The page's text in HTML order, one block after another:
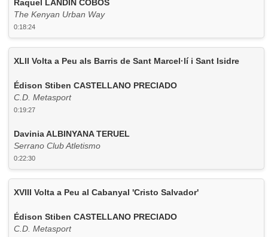
Raquel LANDÍN COBOS
The Kenyan Urban Way
0:18:24
XLII Volta a Peu als Barris de Sant Marcel·lí i Sant Isidre
Édison Stiben CASTELLANO PRECIADO
C.D. Metasport
0:19:27
Davinia ALBINYANA TERUEL
Serrano Club Atletismo
0:22:30
XVIII Volta a Peu al Cabanyal 'Cristo Salvador'
Édison Stiben CASTELLANO PRECIADO
C.D. Metasport